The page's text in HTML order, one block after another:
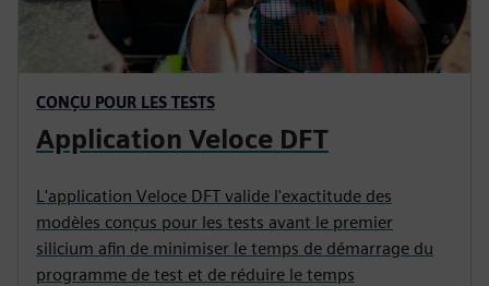
CONÇU POUR LES TESTS
Application Veloce DFT
L'application Veloce DFT valide l'exactitude des
modèles conçus pour les tests avant le premier
silicium afin de minimiser le temps de démarrage du
programme de test et de réduire le temps